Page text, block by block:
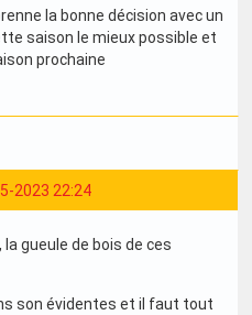
la bonne décision avec un
saison le mieux possible et
prochaine
2023 22:24
gueule de bois de ces
son évidentes et il faut tout